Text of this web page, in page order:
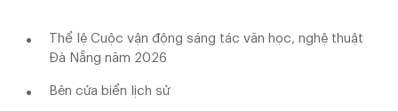
Thể lệ Cuộc vận động sáng tác văn học, nghệ thuật
Đà Nẵng năm 2026
Bên cửa biển lịch sử